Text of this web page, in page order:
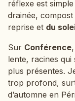
réflexe est
drainée,
reprise et du
Sur Conférence
lente, racines qui
plus présentes.
trop profond,
d’automne en